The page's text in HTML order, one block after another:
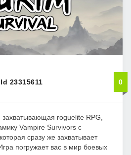
23315611 0
roguelite RPG,
Vampire Survivors с
сразу же захватывает
погружает вас в мир боевых